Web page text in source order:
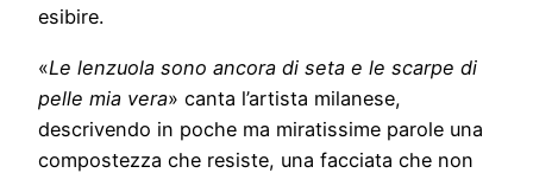
esibire.
«Le lenzuola sono ancora di seta e le scarpe di
pelle mia vera» canta l’artista milanese,
descrivendo in poche ma miratissime parole una
compostezza che resiste, una facciata che non